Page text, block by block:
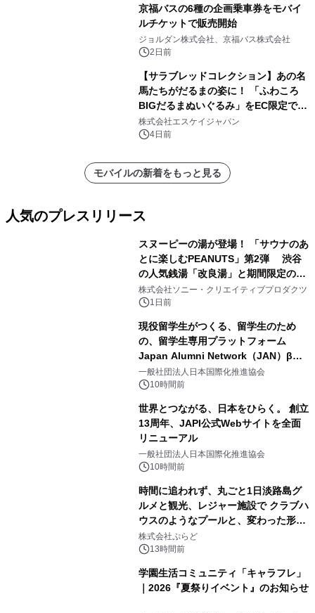
京福バスの6種の企画乗車券をモバイ
ルチケットで販売開始
ジョルダン株式会社、京福バス株式会社
2日前
【サラブレッドコレクション】あの名
馬たちがだるまの姿に！ 「ふわころ
BIGだるまぬいぐるみ」をEC限定で受
注販売開始
株式会社エスケイジャパン
4日前
モバイルの新着をもっと見る
人気のプレスリリース
スヌーピーの湯が登場！ 「サウナのあ
とに楽しむPEANUTS」第2弾 渋谷
の人気銭湯「改良湯」と期間限定のコ
ラボレーション サウナイキタイコラ
ボグッズも発売決定！
株式会社ソニー・クリエイティブプロダクツ
1日前
現役留学生がつくる、留学生のため
の、留学生専用プラットフォーム
Japan Alumni Network（JAN）β版
をリリース
一般社団法人日本国際化推進協会
10時間前
世界とつながる、日本をひらく。 創立
13周年、JAPI公式Webサイトを全面
リニューアル
一般社団法人日本国際化推進協会
10時間前
時間に追われず、丸ごと1日淡路島グ
ルメと観光、レジャー施設で クラブハ
ウスのようなプールと、変わった形の
サウナも 「THE BOXY AWAJI」のお
得な素泊まり連泊プランで
株式会社ぷらど
13時間前
学園生活コミュニティ「キャラフレ」
｜2026『夏祭りイベント』のお知らせ